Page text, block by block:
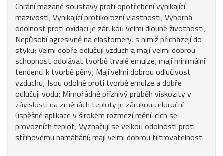
Chrání mazané soustavy proti opotřebení vynikající
mazivostí; Vynikající protikorozní vlastnosti; Výborná
odolnost proti oxidaci je zárukou velmi dlouhé životnosti;
Nepůsobí agresivně na elastomery, s nimiž přicházejí do
styku; Velmi dobře odlučují vzduch a mají velmi dobrou
schopnost odolávat tvorbě trvalé emulze; mají minimální
tendenci k tvorbě pěny; Mají velmi dobrou odlučivost
vzduchu; Jsou odolné proti tvorbě emulze a dobře
odlučuji vodu; Mimořádně příznivý průběh viskozity v
závislosti na změnách teploty je zárukou celoroční
úspěšné aplikace v širokém rozmezí mění-cích se
provozních teplot; Vyznačují se velkou odolností proti
střihovému namáhání; mají velmi dobrou filtrovatelnost.